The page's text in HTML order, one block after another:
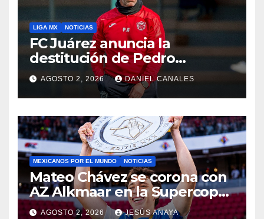
LIGA MX NOTICIAS
FC Juárez anuncia la
destitución de Pedro
Caixinha
AGOSTO 2, 2026 DANIEL CANALES
MEXICANOS POR EL MUNDO NOTICIAS
Mateo Chávez se corona con
AZ Alkmaar en la Supercopa
de Países Bajos
AGOSTO 2, 2026 JESÚS ANAYA